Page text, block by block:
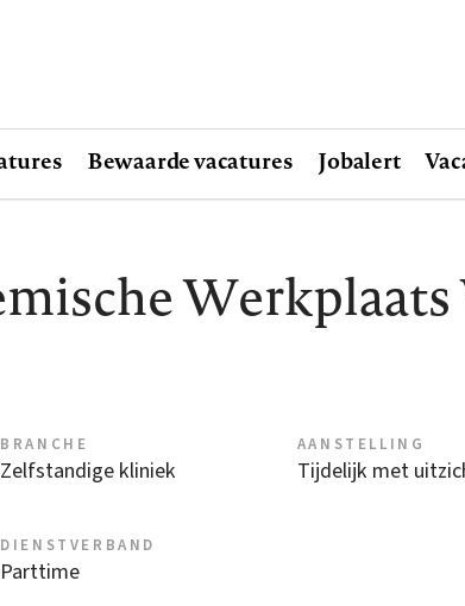
Bewaarde vacatures Jobalert
BRANCHE
Zelfstandige kliniek
AANSTELLING
Tijdelijk met
DIENSTVERBAND
Parttime